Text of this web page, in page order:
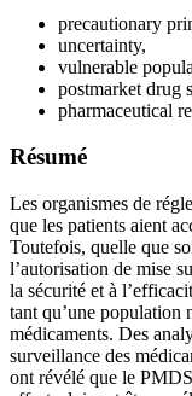
precautionary
uncertainty,
vulnerable
postmarket drug
pharmaceutical
Résumé
Les organismes de
que les patients aient
Toutefois, quelle que
l’autorisation de mise
la sécurité et à
tant qu’une population
médicaments. Des
surveillance des
ont révélé que le